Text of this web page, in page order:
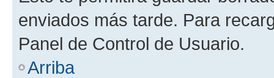
enviados más tarde. Para
Panel de Control de Usuario.
Arriba